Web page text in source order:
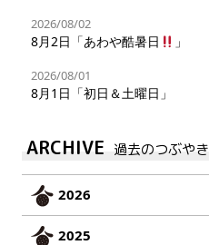
2026/08/02
8月2日「あわや酷暑日 」
2026/08/01
8月1日「初日＆土曜日」
ARCHIVE 過去のつぶやき
2026
2025